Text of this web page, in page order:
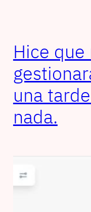
Hice
una
nada.